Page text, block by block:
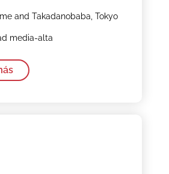
and Takadanobaba, Tokyo
media-alta